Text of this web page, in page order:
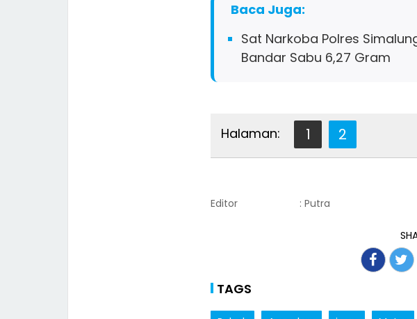
Baca Juga:
Sat Narkoba Polres
Bandar Sabu 6,27 Gram
Halaman: 1 2
Editor : Putra
TAGS